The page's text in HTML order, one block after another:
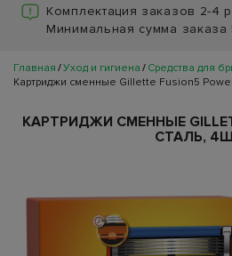
Комплектация заказов 2-4
Минимальная сумма заказа
Главная Уход и гигиена Средства для
Картриджи сменные Gillette Fusion5
КАРТРИДЖИ СМЕННЫЕ
СТАЛЬ,